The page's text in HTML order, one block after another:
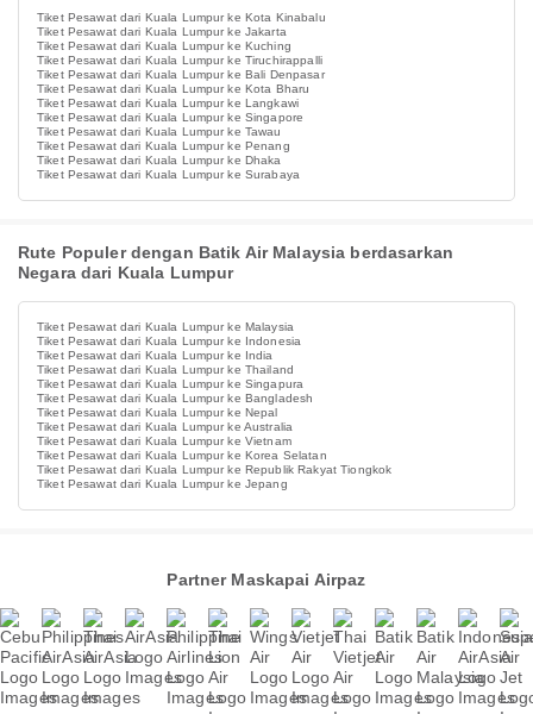
Tiket Pesawat dari Kuala Lumpur ke Kota Kinabalu
Tiket Pesawat dari Kuala Lumpur ke Jakarta
Tiket Pesawat dari Kuala Lumpur ke Kuching
Tiket Pesawat dari Kuala Lumpur ke Tiruchirappalli
Tiket Pesawat dari Kuala Lumpur ke Bali Denpasar
Tiket Pesawat dari Kuala Lumpur ke Kota Bharu
Tiket Pesawat dari Kuala Lumpur ke Langkawi
Tiket Pesawat dari Kuala Lumpur ke Singapore
Tiket Pesawat dari Kuala Lumpur ke Tawau
Tiket Pesawat dari Kuala Lumpur ke Penang
Tiket Pesawat dari Kuala Lumpur ke Dhaka
Tiket Pesawat dari Kuala Lumpur ke Surabaya
Rute Populer dengan Batik Air Malaysia berdasarkan
Negara dari Kuala Lumpur
Tiket Pesawat dari Kuala Lumpur ke Malaysia
Tiket Pesawat dari Kuala Lumpur ke Indonesia
Tiket Pesawat dari Kuala Lumpur ke India
Tiket Pesawat dari Kuala Lumpur ke Thailand
Tiket Pesawat dari Kuala Lumpur ke Singapura
Tiket Pesawat dari Kuala Lumpur ke Bangladesh
Tiket Pesawat dari Kuala Lumpur ke Nepal
Tiket Pesawat dari Kuala Lumpur ke Australia
Tiket Pesawat dari Kuala Lumpur ke Vietnam
Tiket Pesawat dari Kuala Lumpur ke Korea Selatan
Tiket Pesawat dari Kuala Lumpur ke Republik Rakyat Tiongkok
Tiket Pesawat dari Kuala Lumpur ke Jepang
Partner Maskapai Airpaz